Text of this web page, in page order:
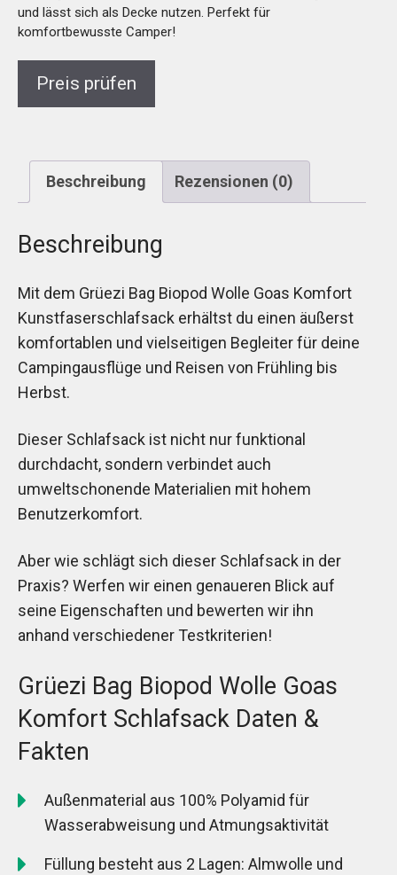
und lässt sich als Decke nutzen. Perfekt für
komfortbewusste Camper!
Preis prüfen
Beschreibung Rezensionen (0)
Beschreibung
Mit dem Grüezi Bag Biopod Wolle Goas Komfort
Kunstfaserschlafsack erhältst du einen äußerst
komfortablen und vielseitigen Begleiter für deine
Campingausflüge und Reisen von Frühling bis
Herbst.
Dieser Schlafsack ist nicht nur funktional
durchdacht, sondern verbindet auch
umweltschonende Materialien mit hohem
Benutzerkomfort.
Aber wie schlägt sich dieser Schlafsack in der
Praxis? Werfen wir einen genaueren Blick auf
seine Eigenschaften und bewerten wir ihn
anhand verschiedener Testkriterien!
Grüezi Bag Biopod Wolle Goas
Komfort Schlafsack Daten &
Fakten
Außenmaterial aus 100% Polyamid für
Wasserabweisung und Atmungsaktivität
Füllung besteht aus 2 Lagen: Almwolle und